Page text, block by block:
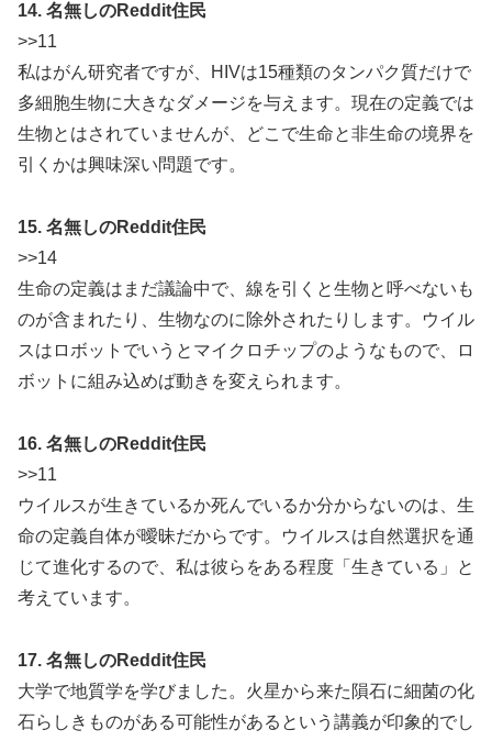
14. 名無しのReddit住民
>>11
私はがん研究者ですが、HIVは15種類のタンパク質だけで
多細胞生物に大きなダメージを与えます。現在の定義では
生物とはされていませんが、どこで生命と非生命の境界を
引くかは興味深い問題です。
15. 名無しのReddit住民
>>14
生命の定義はまだ議論中で、線を引くと生物と呼べないも
のが含まれたり、生物なのに除外されたりします。ウイル
スはロボットでいうとマイクロチップのようなもので、ロ
ボットに組み込めば動きを変えられます。
16. 名無しのReddit住民
>>11
ウイルスが生きているか死んでいるか分からないのは、生
命の定義自体が曖昧だからです。ウイルスは自然選択を通
じて進化するので、私は彼らをある程度「生きている」と
考えています。
17. 名無しのReddit住民
大学で地質学を学びました。火星から来た隕石に細菌の化
石らしきものがある可能性があるという講義が印象的でし